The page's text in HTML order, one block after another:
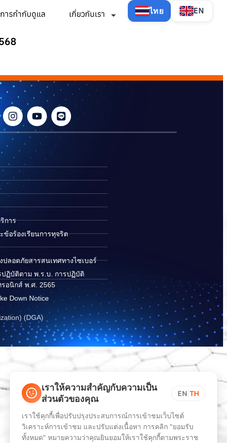
การกำกับดูแล เกี่ยวกับเรา ไทย EN
การ
ข้อร้องเรียนการทุจริต
ลอดภัยสารสนเทศทางไซเบอร์
ฏิบัติตาม พ.ร.บ. การปฏิบัติ
รอนิกส์ พ.ศ. 2565
Down Notice
(DGA)
เราให้ความสำคัญกับความเป็น
ส่วนตัวของคุณ
EN TH
เราใช้คุกกี้เพื่อปรับปรุงประสบการณ์การเข้าชมเว็บไซต์
วิเคราะห์การเข้าชม และปรับแต่งเนื้อหา การคลิก "ยอมรับ
ทั้งหมด" หมายความว่าคุณยินยอมให้เราใช้คุกกี้ตามพระราช